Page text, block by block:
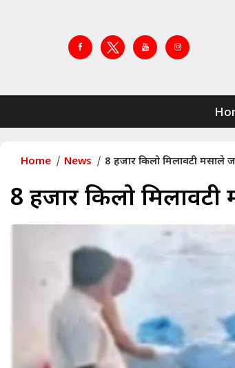
Home News 8 हजार किलो मिलावटी मसाले
8 हजार किलो